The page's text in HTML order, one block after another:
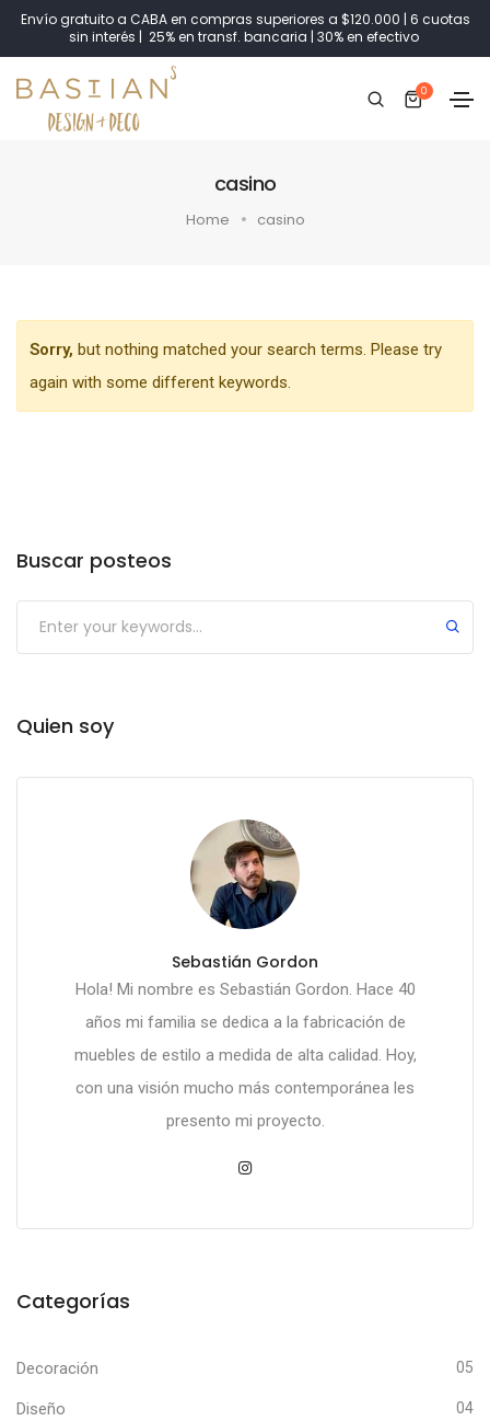
Envío gratuito a CABA en compras superiores a $120.000 | 6 cuotas
sin interés | 25% en transf. bancaria | 30% en efectivo
0
casino
Home casino
Sorry, but nothing matched your search terms. Please try
again with some different keywords.
Buscar posteos
Quien soy
Sebastián Gordon
Hola! Mi nombre es Sebastián Gordon. Hace 40
años mi familia se dedica a la fabricación de
muebles de estilo a medida de alta calidad. Hoy,
con una visión mucho más contemporánea les
presento mi proyecto.
Categorías
Decoración 05
Diseño 04